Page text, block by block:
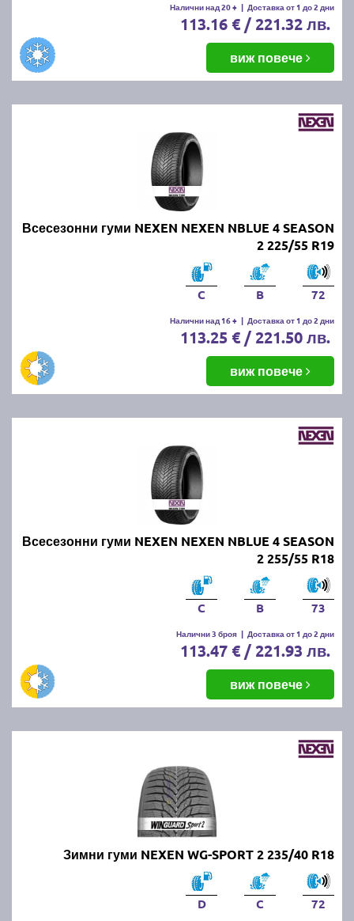
Налични над 20 + | Доставка от 1 до 2 дни
113.16 € / 221.32 лв.
виж повече
Всесезонни гуми NEXEN NEXEN NBLUE 4 SEASON
2 225/55 R19
C B 72
Налични над 16 + | Доставка от 1 до 2 дни
113.25 € / 221.50 лв.
виж повече
Всесезонни гуми NEXEN NEXEN NBLUE 4 SEASON
2 255/55 R18
C B 73
Налични 3 броя | Доставка от 1 до 2 дни
113.47 € / 221.93 лв.
виж повече
Зимни гуми NEXEN WG-SPORT 2 235/40 R18
D C 72